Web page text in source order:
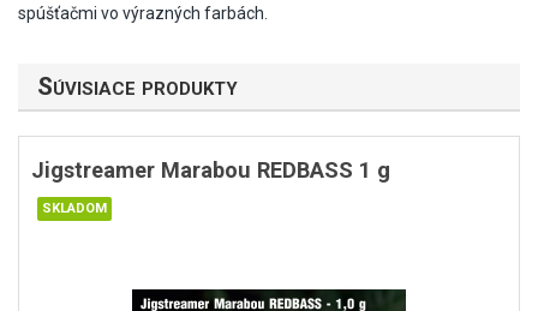
spúšťačmi vo výrazných farbách.
Súvisiace produkty
Jigstreamer Marabou REDBASS 1 g